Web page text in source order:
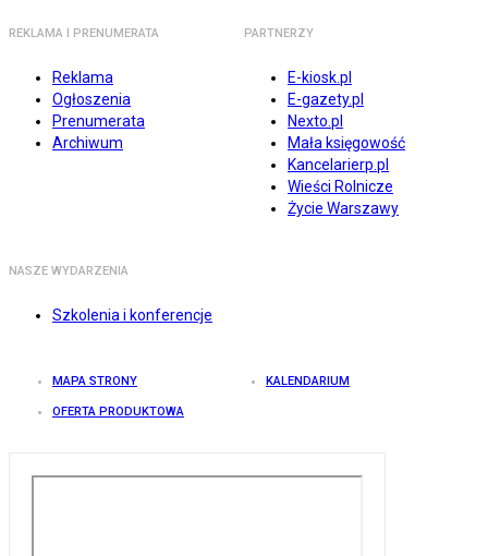
REKLAMA I PRENUMERATA
Reklama
Ogłoszenia
Prenumerata
Archiwum
PARTNERZY
E-kiosk.pl
E-gazety.pl
Nexto.pl
Mała księgowość
Kancelarierp.pl
Wieści Rolnicze
Życie Warszawy
NASZE WYDARZENIA
Szkolenia i konferencje
MAPA STRONY KALENDARIUM
OFERTA PRODUKTOWA